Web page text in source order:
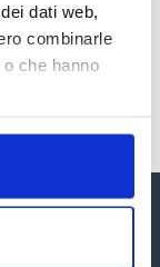
dati web,
combinarle
che hanno